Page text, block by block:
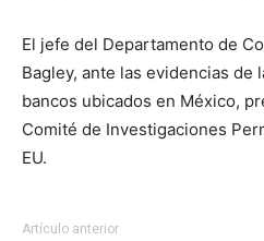
El jefe del Departamento de
Bagley, ante las evidencias de
bancos ubicados en México,
Comité de Investigaciones
EU.
Artículo anterior